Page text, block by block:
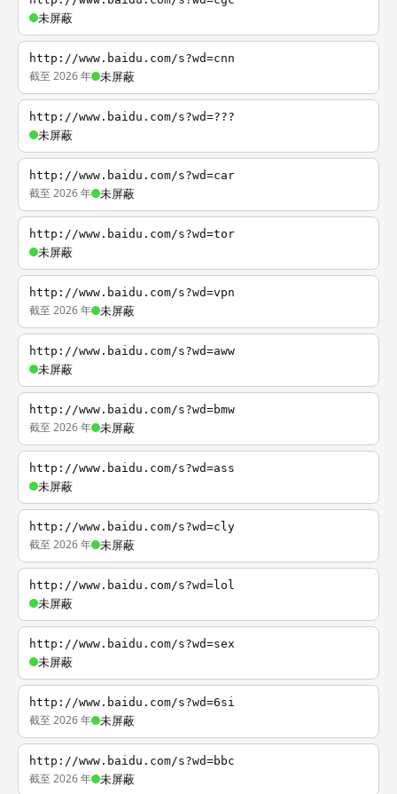
未屏蔽
http://www.baidu.com/s?wd=cnn
截至 2026 年 未屏蔽
http://www.baidu.com/s?wd=???
未屏蔽
http://www.baidu.com/s?wd=car
截至 2026 年 未屏蔽
http://www.baidu.com/s?wd=tor
未屏蔽
http://www.baidu.com/s?wd=vpn
截至 2026 年 未屏蔽
http://www.baidu.com/s?wd=aww
未屏蔽
http://www.baidu.com/s?wd=bmw
截至 2026 年 未屏蔽
http://www.baidu.com/s?wd=ass
未屏蔽
http://www.baidu.com/s?wd=cly
截至 2026 年 未屏蔽
http://www.baidu.com/s?wd=lol
未屏蔽
http://www.baidu.com/s?wd=sex
未屏蔽
http://www.baidu.com/s?wd=6si
截至 2026 年 未屏蔽
http://www.baidu.com/s?wd=bbc
截至 2026 年 未屏蔽